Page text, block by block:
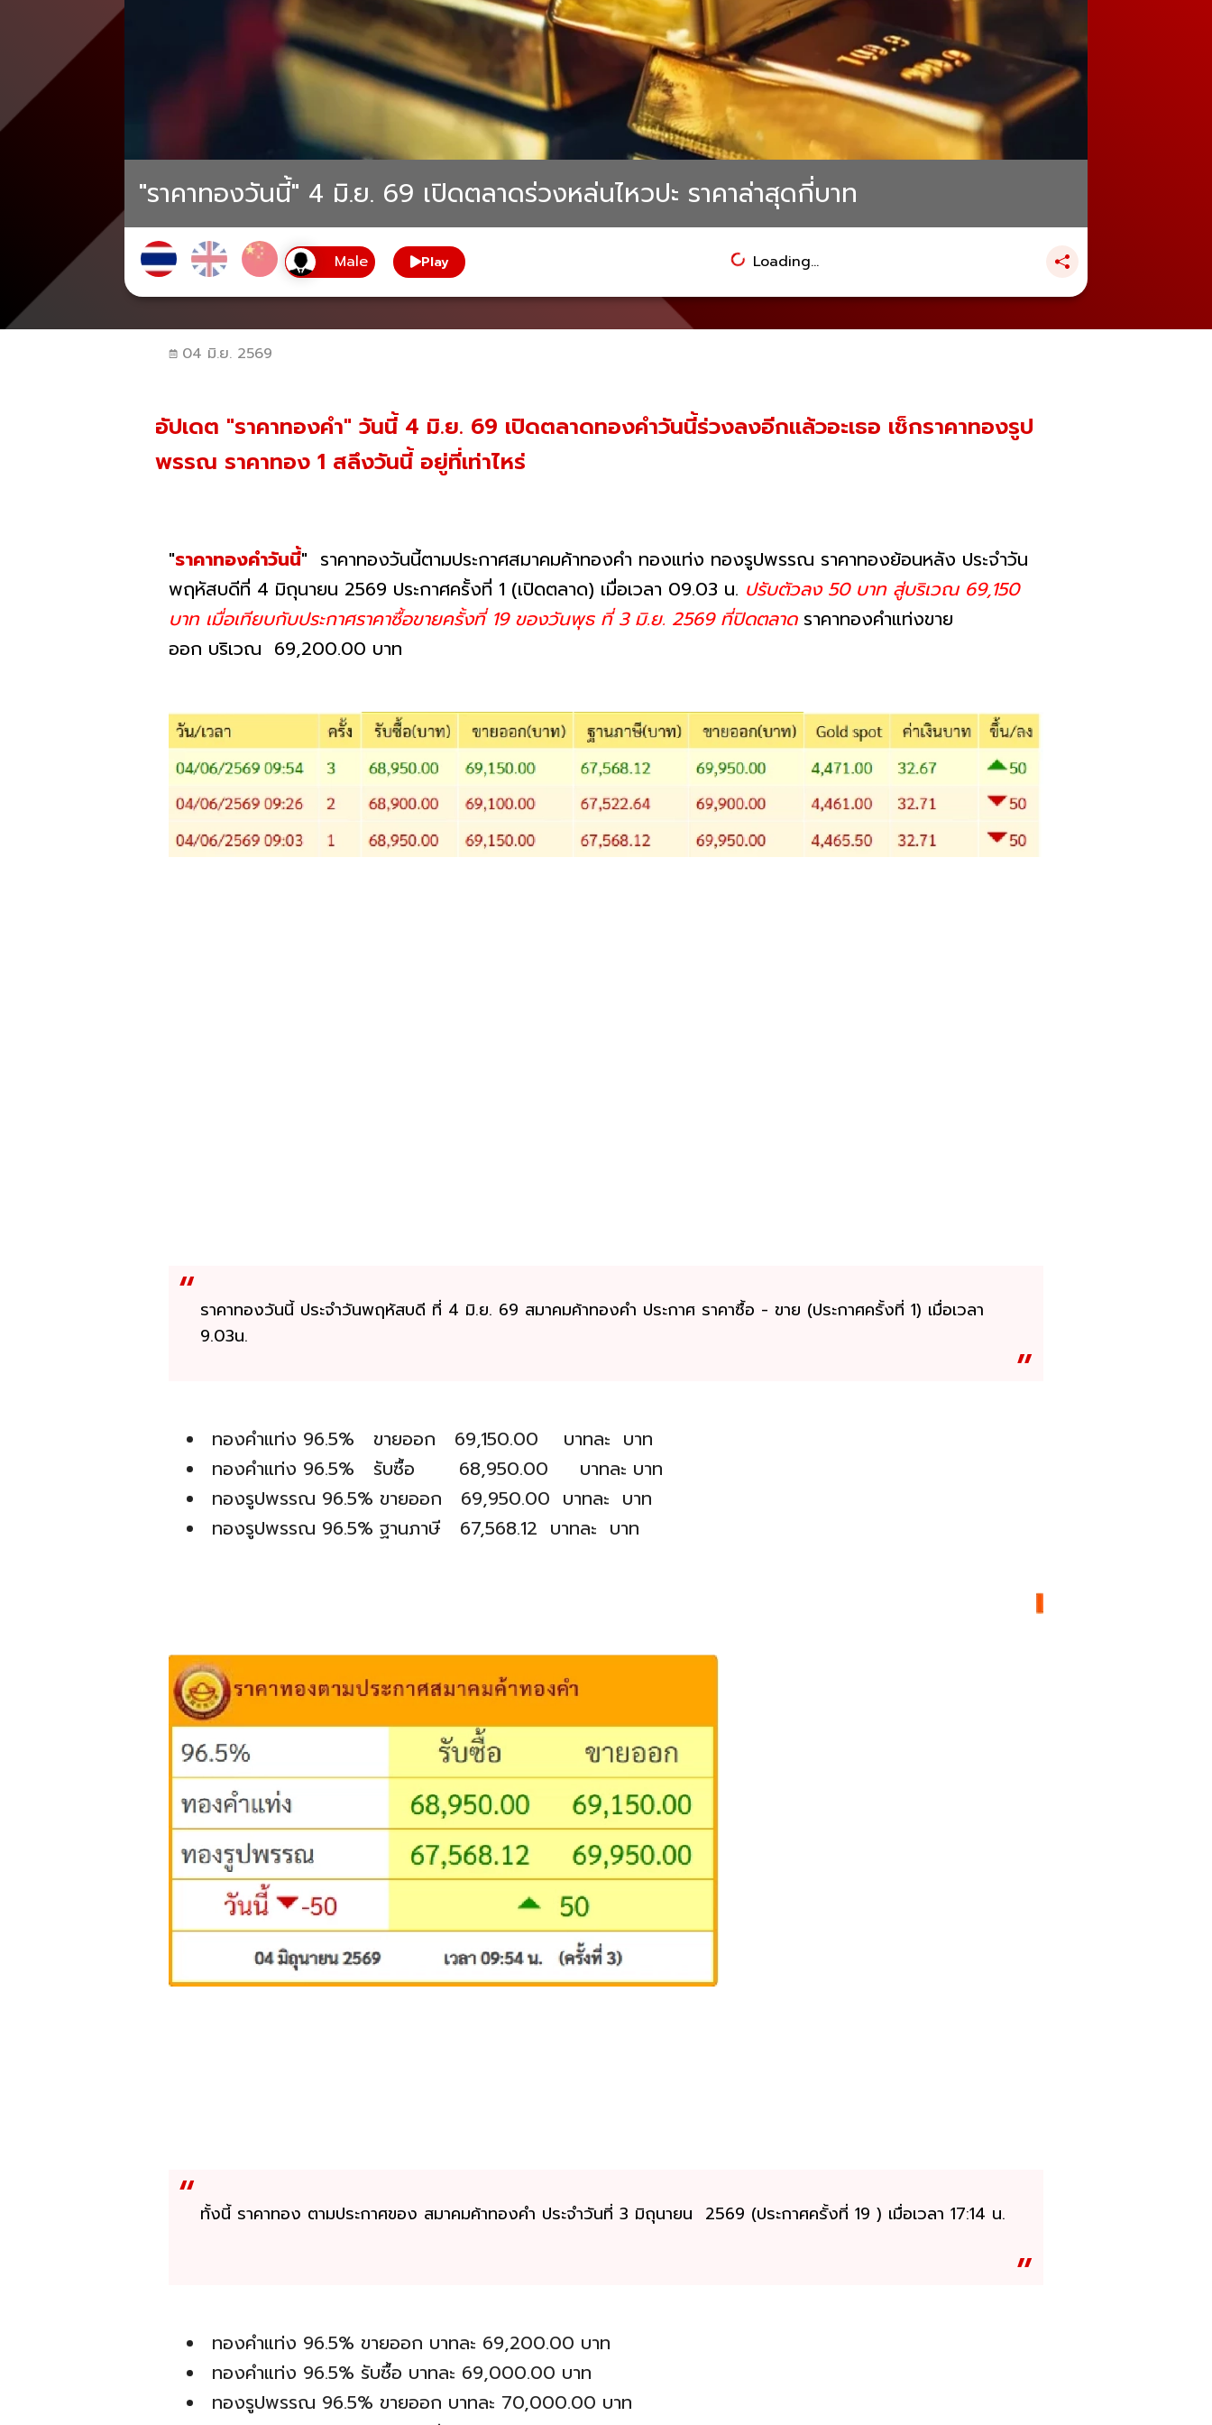
"ราคาทองวันนี้" 4 มิ.ย. 69 เปิดตลาดร่วงหล่นไหวปะ ราคาล่าสุดกี่บาท
Play Loading...
04 มิ.ย. 2569
อัปเดต "ราคาทองคำ" วันนี้ 4 มิ.ย. 69 เปิดตลาดทองคำวันนี้ร่วงลงอีกแล้วอะเธอ เช็กราคาทองรูป
พรรณ ราคาทอง 1 สลึงวันนี้ อยู่ที่เท่าไหร่
"ราคาทองคําวันนี้" ราคาทองวันนี้ตามประกาศสมาคมค้าทองคำ ทองแท่ง ทองรูปพรรณ ราคาทองย้อนหลัง ประจำวัน
พฤหัสบดีที่ 4 มิถุนายน 2569 ประกาศครั้งที่ 1 (เปิดตลาด) เมื่อเวลา 09.03 น. ปรับตัวลง 50 บาท สู่บริเวณ 69,150
บาท เมื่อเทียบกับประกาศราคาซื้อขายครั้งที่ 19 ของวันพุธ ที่ 3 มิ.ย. 2569 ที่ปิดตลาดราคาทองคำแท่งขาย
ออก บริเวณ 69,200.00 บาท
ราคาทองวันนี้ ประจำวันพฤหัสบดี ที่ 4 มิ.ย. 69 สมาคมค้าทองคำ ประกาศ ราคาซื้อ - ขาย (ประกาศครั้งที่ 1) เมื่อเวลา
9.03น.
ทองคำแท่ง 96.5% ขายออก 69,150.00 บาทละ บาท
ทองคำแท่ง 96.5% รับซื้อ 68,950.00 บาทละ บาท
ทองรูปพรรณ 96.5% ขายออก 69,950.00 บาทละ บาท
ทองรูปพรรณ 96.5% ฐานภาษี 67,568.12 บาทละ บาท
ทั้งนี้ ราคาทอง ตามประกาศของ สมาคมค้าทองคำ ประจำวันที่ 3 มิถุนายน 2569 (ประกาศครั้งที่ 19 ) เมื่อเวลา 17:14 น.
ทองคำแท่ง 96.5% ขายออก บาทละ 69,200.00 บาท
ทองคำแท่ง 96.5% รับซื้อ บาทละ 69,000.00 บาท
ทองรูปพรรณ 96.5% ขายออก บาทละ 70,000.00 บาท